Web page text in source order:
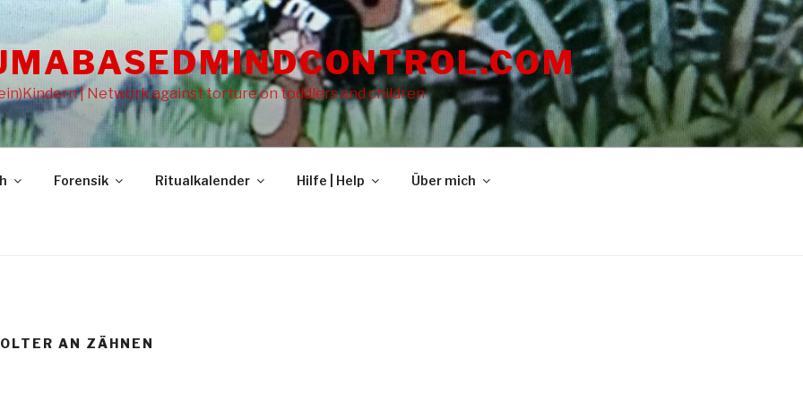
| Network against torture on toddlers and children
Forensik Ritualkalender Hilfe | Help Über mich
AN ZÄHNEN